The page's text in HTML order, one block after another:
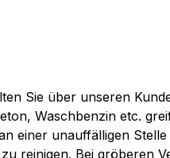
Sie über unseren
Waschbenzin etc.
einer unauffälligen
reinigen. Bei gröberen